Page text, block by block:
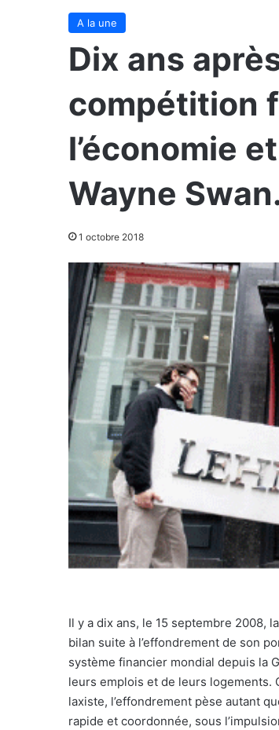
A la une
Dix ans
compétition
l’économie
Wayne
1 octobre 2018
Il y a dix ans, le 15 septembre 2008,
bilan suite à l’effondrement de son
système financier mondial depuis la
leurs emplois et de leurs logements.
laxiste, l’effondrement pèse autant
rapide et coordonnée, sous